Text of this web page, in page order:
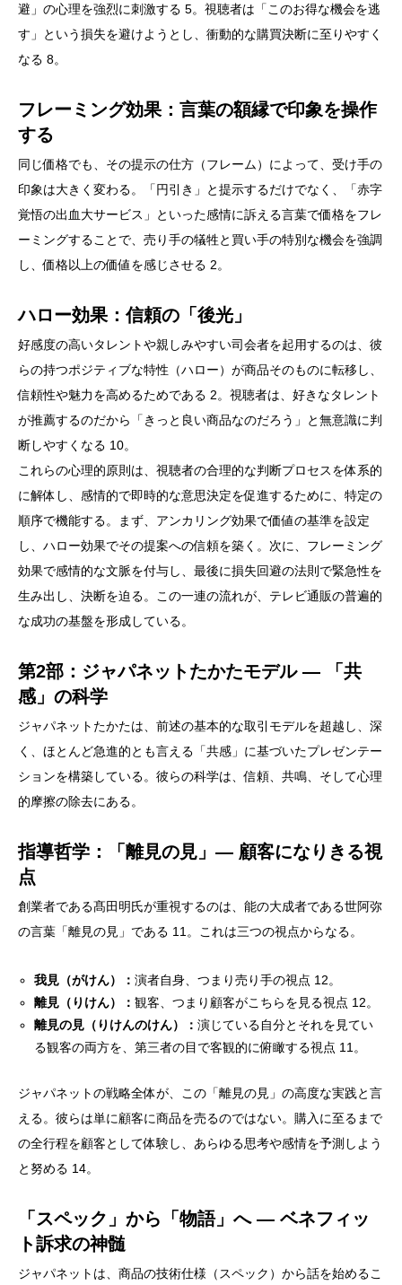
避」の心理を強烈に刺激する 5。視聴者は「このお得な機会を逃
す」という損失を避けようとし、衝動的な購買決断に至りやすく
なる 8。
フレーミング効果：言葉の額縁で印象を操作
する
同じ価格でも、その提示の仕方（フレーム）によって、受け手の
印象は大きく変わる。「円引き」と提示するだけでなく、「赤字
覚悟の出血大サービス」といった感情に訴える言葉で価格をフレ
ーミングすることで、売り手の犠牲と買い手の特別な機会を強調
し、価格以上の価値を感じさせる 2。
ハロー効果：信頼の「後光」
好感度の高いタレントや親しみやすい司会者を起用するのは、彼
らの持つポジティブな特性（ハロー）が商品そのものに転移し、
信頼性や魅力を高めるためである 2。視聴者は、好きなタレント
が推薦するのだから「きっと良い商品なのだろう」と無意識に判
断しやすくなる 10。
これらの心理的原則は、視聴者の合理的な判断プロセスを体系的
に解体し、感情的で即時的な意思決定を促進するために、特定の
順序で機能する。まず、アンカリング効果で価値の基準を設定
し、ハロー効果でその提案への信頼を築く。次に、フレーミング
効果で感情的な文脈を付与し、最後に損失回避の法則で緊急性を
生み出し、決断を迫る。この一連の流れが、テレビ通販の普遍的
な成功の基盤を形成している。
第2部：ジャパネットたかたモデル ― 「共
感」の科学
ジャパネットたかたは、前述の基本的な取引モデルを超越し、深
く、ほとんど急進的とも言える「共感」に基づいたプレゼンテー
ションを構築している。彼らの科学は、信頼、共鳴、そして心理
的摩擦の除去にある。
指導哲学：「離見の見」― 顧客になりきる視
点
創業者である髙田明氏が重視するのは、能の大成者である世阿弥
の言葉「離見の見」である 11。これは三つの視点からなる。
我見（がけん）：演者自身、つまり売り手の視点 12。
離見（りけん）：観客、つまり顧客がこちらを見る視点 12。
離見の見（りけんのけん）：演じている自分とそれを見てい
る観客の両方を、第三者の目で客観的に俯瞰する視点 11。
ジャパネットの戦略全体が、この「離見の見」の高度な実践と言
える。彼らは単に顧客に商品を売るのではない。購入に至るまで
の全行程を顧客として体験し、あらゆる思考や感情を予測しよう
と努める 14。
「スペック」から「物語」へ ― ベネフィッ
ト訴求の神髄
ジャパネットは、商品の技術仕様（スペック）から話を始めるこ